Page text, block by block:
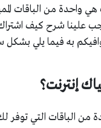
واحدة من الباقات
علينا شرح كيف
إنترنت؟
من الباقات التي توفر